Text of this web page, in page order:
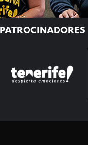
PATROCINADORES